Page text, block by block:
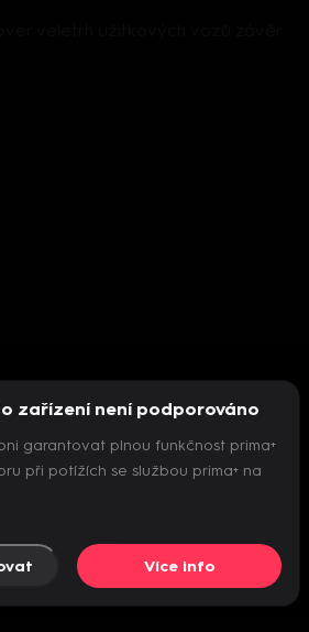
se inicializovat přehrávač
zařízení není podporováno
garantovat plnou funkčnost prima+
při potížích se službou prima+ na
Více info